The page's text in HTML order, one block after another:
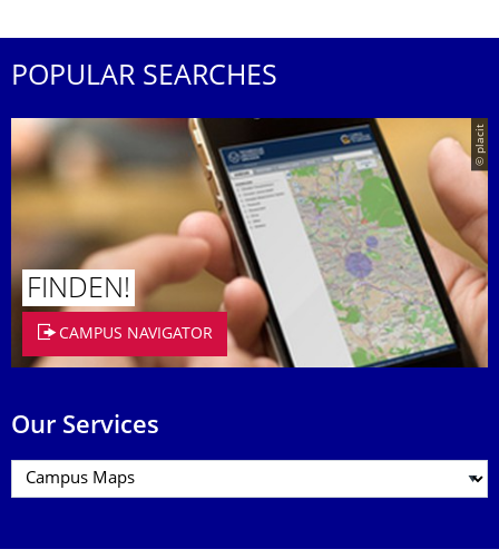
POPULAR SEARCHES
© placit
FINDEN!
CAMPUS NAVIGATOR
Our Services